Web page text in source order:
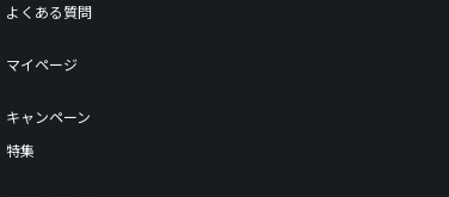
よくある質問
マイページ
キャンペーン
特集